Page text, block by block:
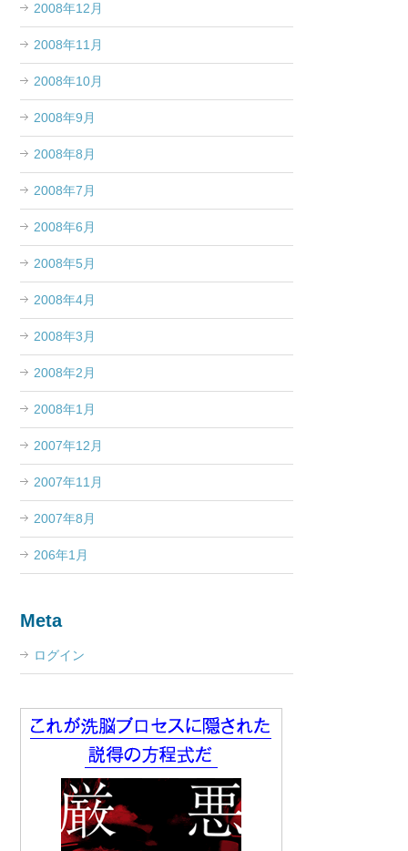
2008年12月
2008年11月
2008年10月
2008年9月
2008年8月
2008年7月
2008年6月
2008年5月
2008年4月
2008年3月
2008年2月
2008年1月
2007年12月
2007年11月
2007年8月
206年1月
Meta
ログイン